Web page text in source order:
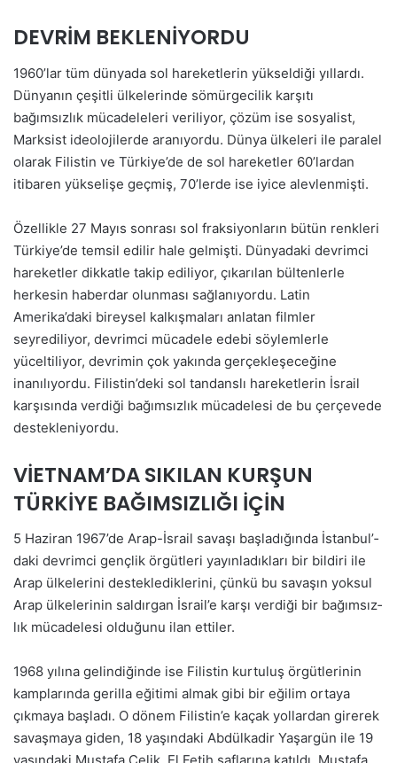
DEVRİM BEKLENİYORDU
1960’lar tüm dünyada sol hareketlerin yükseldiği yıllardı.
Dünyanın çeşitli ülkelerinde sömürgecilik karşıtı
bağımsızlık mücadeleleri veriliyor, çözüm ise sosyalist,
Marksist ideolojilerde aranıyordu. Dünya ülkeleri ile paralel
olarak Filistin ve Türkiye’de de sol hareketler 60’lardan
itibaren yükselişe geçmiş, 70’lerde ise iyice alevlenmişti.
Özellikle 27 Mayıs sonrası sol fraksiyonların bütün renkleri
Türkiye’de temsil edilir hale gelmişti. Dünyadaki devrimci
hareketler dikkatle takip ediliyor, çıkarılan bültenlerle
herkesin haberdar olunması sağlanıyordu. Latin
Amerika’daki bireysel kalkışmaları anlatan filmler
seyrediliyor, devrimci mücadele edebi söylemlerle
yüceltiliyor, devrimin çok yakında gerçekleşeceğine
inanılıyordu. Filistin’deki sol tandanslı hareketlerin İsrail
karşısında verdiği bağımsızlık mücadelesi de bu çerçevede
destekleniyordu.
VİETNAM’DA SIKILAN KURŞUN
TÜRKİYE BAĞIMSIZLIĞI İÇİN
5 Ha­zi­ran 1967’de Arap-İsrail savaşı başladığında İs­tanbu­l’­
da­ki dev­rim­ci genç­lik ör­güt­le­ri yayınladıkları bir bildiri ile
Arap ül­ke­le­ri­ni des­tek­lediklerini, çün­kü bu sa­vaşın yok­sul
Arap ül­ke­le­rinin sal­dır­gan İs­ra­il’­e kar­şı verdiği bir bağımsız­
lık mücadelesi olduğunu ilan ettiler.
1968 yılına gelindiğinde ise Filistin kurtuluş örgütlerinin
kamplarında gerilla eğitimi almak gibi bir eğilim ortaya
çıkmaya başladı. O dönem Filistin’e kaçak yollardan girerek
savaşmaya giden, 18 yaşındaki Abdülkadir Yaşargün ile 19